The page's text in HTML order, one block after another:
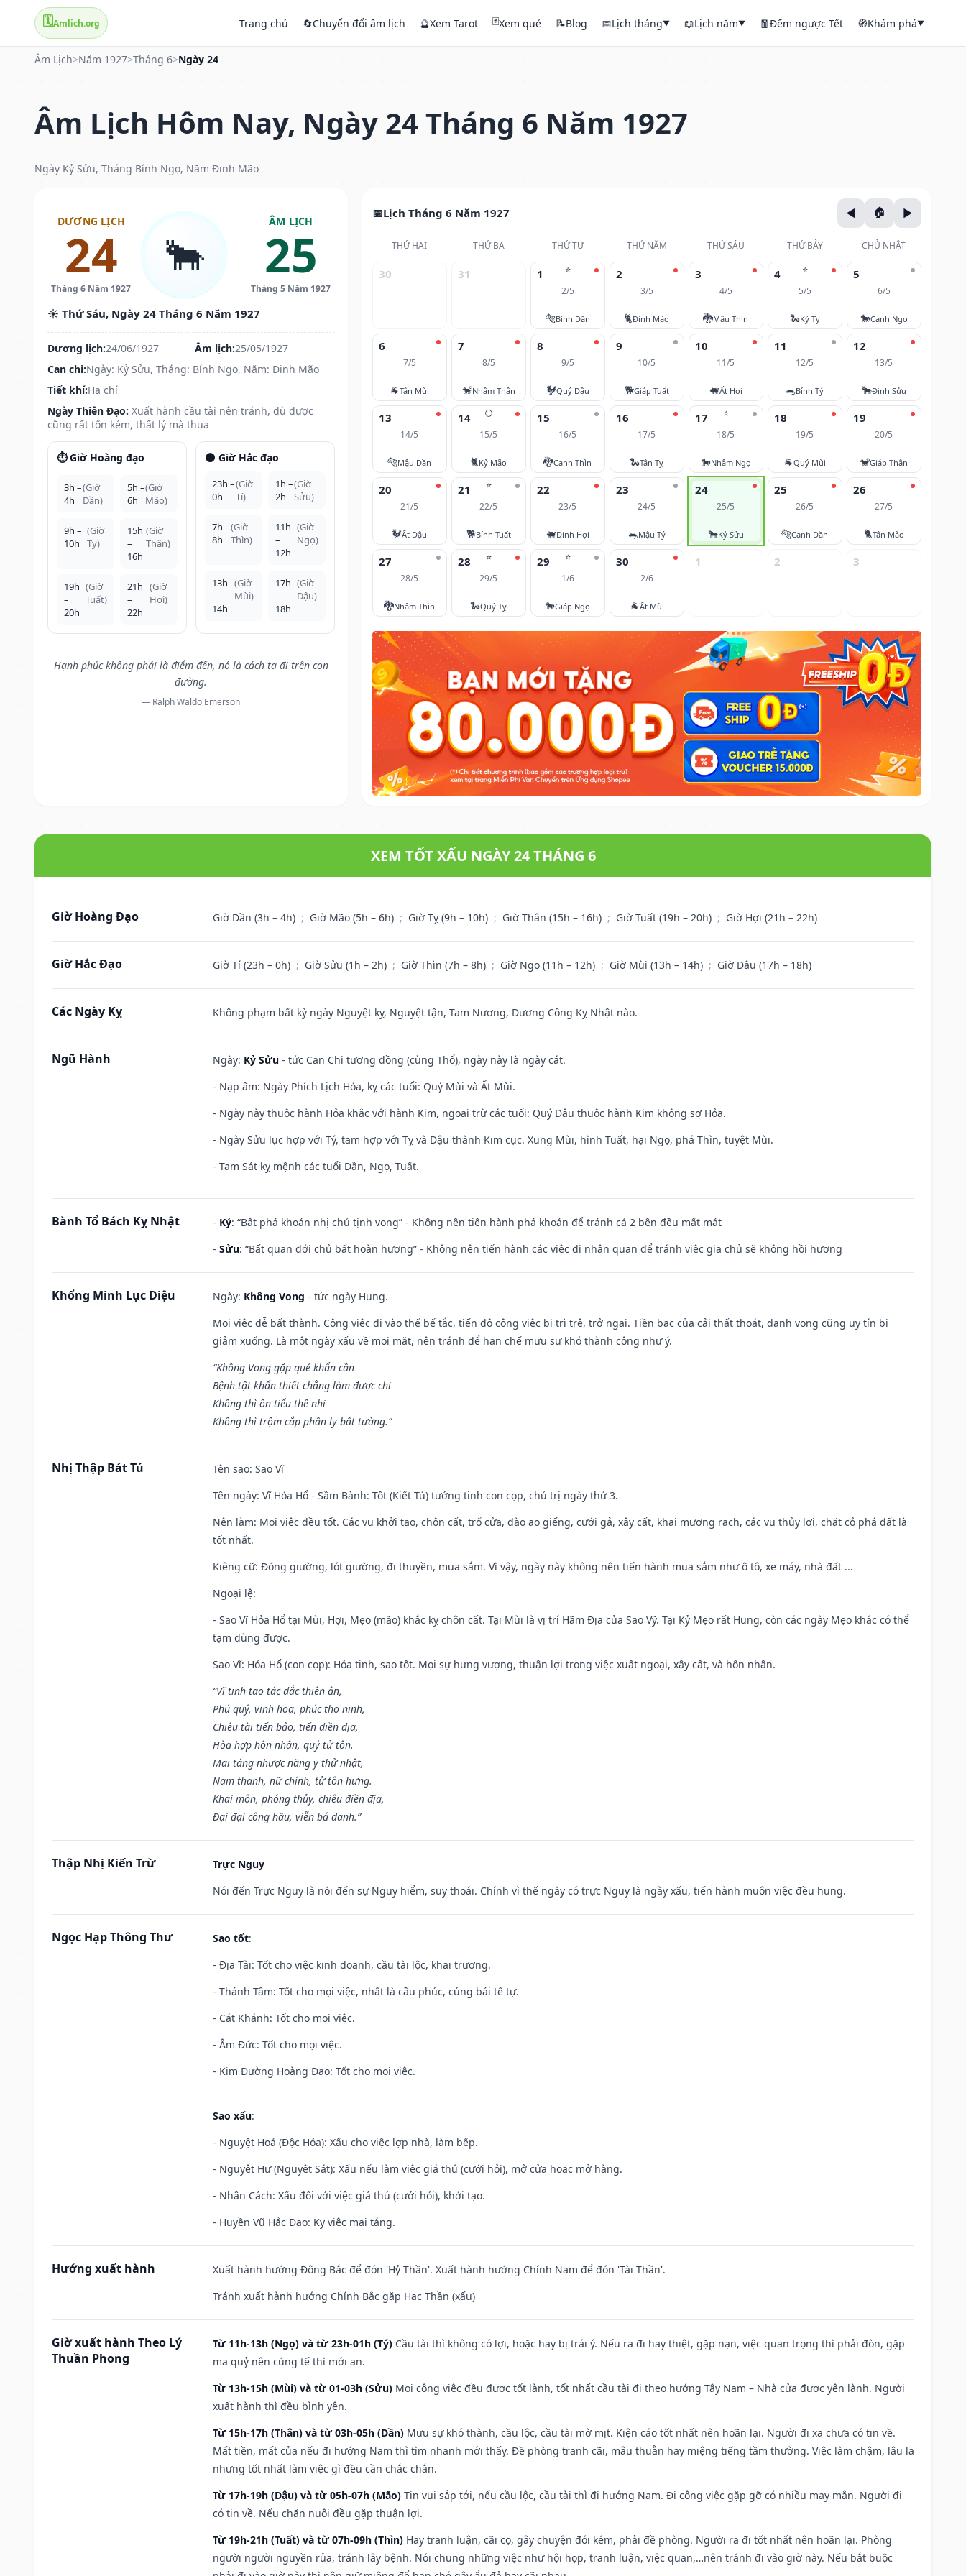
🗓️Amlich.org Trang chủ 🔄Chuyển đổi âm lịch 🔮Xem Tarot 🃏Xem quẻ 📝Blog 📅Lịch tháng▼ 📖Lịch năm▼ 🧧Đếm ngược Tết 🧭Khám phá▼
Âm Lịch>Năm 1927>Tháng 6>Ngày 24
Âm Lịch Hôm Nay, Ngày 24 Tháng 6 Năm 1927
Ngày Kỷ Sửu, Tháng Bính Ngọ, Năm Đinh Mão
DƯƠNG LỊCH
24
Tháng 6 Năm 1927
🐂
ÂM LỊCH
25
Tháng 5 Năm 1927
☀️ Thứ Sáu, Ngày 24 Tháng 6 Năm 1927
Dương lịch:24/06/1927 Âm lịch:25/05/1927
Can chi:Ngày: Kỷ Sửu, Tháng: Bính Ngọ, Năm: Đinh Mão
Tiết khí:Hạ chí
Ngày Thiên Đạo: Xuất hành cầu tài nên tránh, dù được
cũng rất tốn kém, thất lý mà thua
⏱️ Giờ Hoàng đạo
3h –
4h
(Giờ
Dần)
5h –
6h
(Giờ
Mão)
9h –
10h
(Giờ
Tỵ)
15h
–
16h
(Giờ
Thân)
19h
–
20h
(Giờ
Tuất)
21h
–
22h
(Giờ
Hợi)
🌑 Giờ Hắc đạo
23h –
0h
(Giờ
Tí)
1h –
2h
(Giờ
Sửu)
7h –
8h
(Giờ
Thìn)
11h
–
12h
(Giờ
Ngọ)
13h
–
14h
(Giờ
Mùi)
17h
–
18h
(Giờ
Dậu)
Hạnh phúc không phải là điểm đến, nó là cách ta đi trên con
đường.
— Ralph Waldo Emerson
Lịch Tháng 6 Năm 1927
THỨ HAI THỨ BA THỨ TƯ THỨ NĂM THỨ SÁU THỨ BẢY CHỦ NHẬT
30 31 ⭐
1
2/5
🐅Bính Dần
2
3/5
🐈Đinh Mão
3
4/5
🐉Mậu Thìn
⭐
4
5/5
🐍Kỷ Tỵ
5
6/5
🐎Canh Ngọ
6
7/5
🐐Tân Mùi
7
8/5
🐒Nhâm Thân
8
9/5
🐓Quý Dậu
9
10/5
🐕Giáp Tuất
10
11/5
🐖Ất Hợi
11
12/5
🐀Bính Tý
12
13/5
🐂Đinh Sửu
13
14/5
🐅Mậu Dần
🌕
14
15/5
🐈Kỷ Mão
15
16/5
🐉Canh Thìn
16
17/5
🐍Tân Tỵ
⭐
17
18/5
🐎Nhâm Ngọ
18
19/5
🐐Quý Mùi
19
20/5
🐒Giáp Thân
20
21/5
🐓Ất Dậu
⭐
21
22/5
🐕Bính Tuất
22
23/5
🐖Đinh Hợi
23
24/5
🐀Mậu Tý
24
25/5
🐂Kỷ Sửu
25
26/5
🐅Canh Dần
26
27/5
🐈Tân Mão
27
28/5
🐉Nhâm Thìn
⭐
28
29/5
🐍Quý Tỵ
⭐
29
1/6
🐎Giáp Ngọ
30
2/6
🐐Ất Mùi
1 2 3
XEM TỐT XẤU NGÀY 24 THÁNG 6
Giờ Hoàng Đạo Giờ Dần (3h – 4h) ; Giờ Mão (5h – 6h) ; Giờ Tỵ (9h – 10h) ; Giờ Thân (15h – 16h) ; Giờ Tuất (19h – 20h) ; Giờ Hợi (21h – 22h)
Giờ Hắc Đạo Giờ Tí (23h – 0h) ; Giờ Sửu (1h – 2h) ; Giờ Thìn (7h – 8h) ; Giờ Ngọ (11h – 12h) ; Giờ Mùi (13h – 14h) ; Giờ Dậu (17h – 18h)
Các Ngày Kỵ Không phạm bất kỳ ngày Nguyệt kỵ, Nguyệt tận, Tam Nương, Dương Công Kỵ Nhật nào.
Ngũ Hành Ngày: Kỷ Sửu - tức Can Chi tương đồng (cùng Thổ), ngày này là ngày cát.
- Nạp âm: Ngày Phích Lịch Hỏa, kỵ các tuổi: Quý Mùi và Ất Mùi.
- Ngày này thuộc hành Hỏa khắc với hành Kim, ngoại trừ các tuổi: Quý Dậu thuộc hành Kim không sợ Hỏa.
- Ngày Sửu lục hợp với Tý, tam hợp với Tỵ và Dậu thành Kim cục. Xung Mùi, hình Tuất, hại Ngọ, phá Thìn, tuyệt Mùi.
- Tam Sát kỵ mệnh các tuổi Dần, Ngọ, Tuất.
Bành Tổ Bách Kỵ Nhật - Kỷ: “Bất phá khoán nhị chủ tịnh vong” - Không nên tiến hành phá khoán để tránh cả 2 bên đều mất mát
- Sửu: “Bất quan đới chủ bất hoàn hương” - Không nên tiến hành các việc đi nhận quan để tránh việc gia chủ sẽ không hồi hương
Khổng Minh Lục Diệu Ngày: Không Vong - tức ngày Hung.
Mọi việc dễ bất thành. Công việc đi vào thế bế tắc, tiến độ công việc bị trì trệ, trở ngại. Tiền bạc của cải thất thoát, danh vọng cũng uy tín bị
giảm xuống. Là một ngày xấu về mọi mặt, nên tránh để hạn chế mưu sự khó thành công như ý.
“Không Vong gặp quẻ khẩn cần
Bệnh tật khẩn thiết chẳng làm được chi
Không thì ôn tiểu thê nhi
Không thì trộm cắp phân ly bất tường.”
Nhị Thập Bát Tú Tên sao: Sao Vĩ
Tên ngày: Vĩ Hỏa Hổ - Sầm Bành: Tốt (Kiết Tú) tướng tinh con cọp, chủ trị ngày thứ 3.
Nên làm: Mọi việc đều tốt. Các vụ khởi tạo, chôn cất, trổ cửa, đào ao giếng, cưới gả, xây cất, khai mương rạch, các vụ thủy lợi, chặt cỏ phá đất là
tốt nhất.
Kiêng cữ: Đóng giường, lót giường, đi thuyền, mua sắm. Vì vậy, ngày này không nên tiến hành mua sắm như ô tô, xe máy, nhà đất ...
Ngoại lệ:
- Sao Vĩ Hỏa Hổ tại Mùi, Hợi, Mẹo (mão) khắc kỵ chôn cất. Tại Mùi là vị trí Hãm Địa của Sao Vỹ. Tại Kỷ Mẹo rất Hung, còn các ngày Mẹo khác có thể
tạm dùng được.
Sao Vĩ: Hỏa Hổ (con cọp): Hỏa tinh, sao tốt. Mọi sự hưng vượng, thuận lợi trong việc xuất ngoại, xây cất, và hôn nhân.
“Vĩ tinh tạo tác đắc thiên ân,
Phú quý, vinh hoa, phúc thọ ninh,
Chiêu tài tiến bảo, tiến điền địa,
Hòa hợp hôn nhân, quý tử tôn.
Mai táng nhược năng y thử nhật,
Nam thanh, nữ chính, tử tôn hưng.
Khai môn, phóng thủy, chiêu điền địa,
Đại đại công hầu, viễn bá danh.”
Thập Nhị Kiến Trừ
Trực Nguy
Nói đến Trực Nguy là nói đến sự Nguy hiểm, suy thoái. Chính vì thế ngày có trực Nguy là ngày xấu, tiến hành muôn việc đều hung.
Ngọc Hạp Thông Thư Sao tốt:
- Địa Tài: Tốt cho việc kinh doanh, cầu tài lộc, khai trương.
- Thánh Tâm: Tốt cho mọi việc, nhất là cầu phúc, cúng bái tế tự.
- Cát Khánh: Tốt cho mọi việc.
- Âm Đức: Tốt cho mọi việc.
- Kim Đường Hoàng Đạo: Tốt cho mọi việc.
Sao xấu:
- Nguyệt Hoả (Độc Hỏa): Xấu cho việc lợp nhà, làm bếp.
- Nguyệt Hư (Nguyệt Sát): Xấu nếu làm việc giá thú (cưới hỏi), mở cửa hoặc mở hàng.
- Nhân Cách: Xấu đối với việc giá thú (cưới hỏi), khởi tạo.
- Huyền Vũ Hắc Đạo: Kỵ việc mai táng.
Hướng xuất hành
Xuất hành hướng Đông Bắc để đón 'Hỷ Thần'. Xuất hành hướng Chính Nam để đón 'Tài Thần'.
Tránh xuất hành hướng Chính Bắc gặp Hạc Thần (xấu)
Giờ xuất hành Theo Lý
Thuần Phong
Từ 11h-13h (Ngọ) và từ 23h-01h (Tý) Cầu tài thì không có lợi, hoặc hay bị trái ý. Nếu ra đi hay thiệt, gặp nạn, việc quan trọng thì phải đòn, gặp
ma quỷ nên cúng tế thì mới an.
Từ 13h-15h (Mùi) và từ 01-03h (Sửu) Mọi công việc đều được tốt lành, tốt nhất cầu tài đi theo hướng Tây Nam – Nhà cửa được yên lành. Người
xuất hành thì đều bình yên.
Từ 15h-17h (Thân) và từ 03h-05h (Dần) Mưu sự khó thành, cầu lộc, cầu tài mờ mịt. Kiện cáo tốt nhất nên hoãn lại. Người đi xa chưa có tin về.
Mất tiền, mất của nếu đi hướng Nam thì tìm nhanh mới thấy. Đề phòng tranh cãi, mâu thuẫn hay miệng tiếng tầm thường. Việc làm chậm, lâu la
nhưng tốt nhất làm việc gì đều cần chắc chắn.
Từ 17h-19h (Dậu) và từ 05h-07h (Mão) Tin vui sắp tới, nếu cầu lộc, cầu tài thì đi hướng Nam. Đi công việc gặp gỡ có nhiều may mắn. Người đi
có tin về. Nếu chăn nuôi đều gặp thuận lợi.
Từ 19h-21h (Tuất) và từ 07h-09h (Thìn) Hay tranh luận, cãi cọ, gây chuyện đói kém, phải đề phòng. Người ra đi tốt nhất nên hoãn lại. Phòng
người người nguyền rủa, tránh lây bệnh. Nói chung những việc như hội họp, tranh luận, việc quan,…nên tránh đi vào giờ này. Nếu bắt buộc